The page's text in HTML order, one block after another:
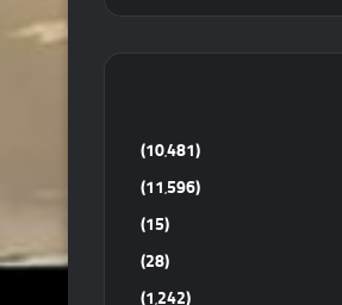
(10٬481)
(11٬596)
(15)
(28)
(1٬242)